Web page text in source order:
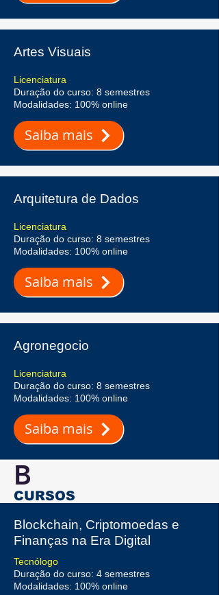
Artes Visuais
Licenciatura
Duração do curso: 8 semestres
Modalidades: 100% online
Saiba mais
Arquitetura de Dados
Licenciatura
Duração do curso: 8 semestres
Modalidades: 100% online
Saiba mais
Agronegocio
Licenciatura
Duração do curso: 8 semestres
Modalidades: 100% online
Saiba mais
B
CURSOS
Blockchain, Criptomoedas e
Finanças na Era Digital
Tecnólogo
Duração do curso: 4 semestres
Modalidades: 100% online